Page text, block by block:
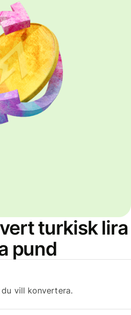
turkisk lira
pund
vill konvertera.